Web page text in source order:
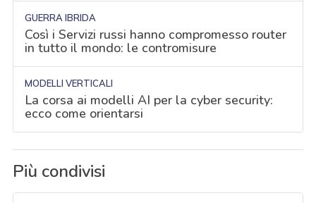
GUERRA IBRIDA
Così i Servizi russi hanno compromesso router
in tutto il mondo: le contromisure
MODELLI VERTICALI
La corsa ai modelli AI per la cyber security:
ecco come orientarsi
Più condivisi